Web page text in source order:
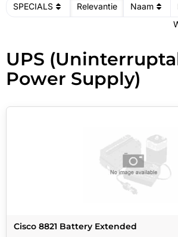
SPECIALS Relevantie Naam
UPS
Power Supply)
Cisco 8821 Battery Extended